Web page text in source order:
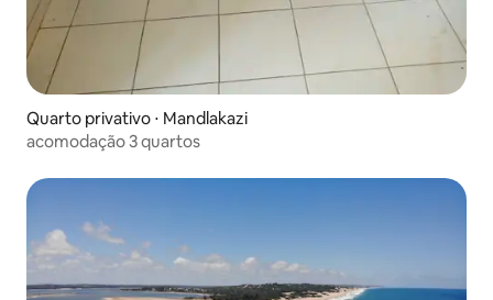
Quarto privativo ⋅ Mandlakazi
acomodação 3 quartos